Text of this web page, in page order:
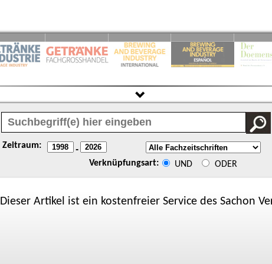
Zeitraum: -
Verknüpfungsart: UND ODER
Dieser Artikel ist ein kostenfreier Service des Sachon